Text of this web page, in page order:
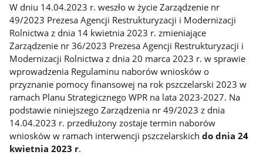
W dniu 14.04.2023 r. weszło w życie Zarządzenie nr
49/2023 Prezesa Agencji Restrukturyzacji i Modernizacji
Rolnictwa z dnia 14 kwietnia 2023 r. zmieniające
Zarządzenie nr 36/2023 Prezesa Agencji Restrukturyzacji i
Modernizacji Rolnictwa z dnia 20 marca 2023 r. w sprawie
wprowadzenia Regulaminu naborów wniosków o
przyznanie pomocy finansowej na rok pszczelarski 2023 w
ramach Planu Strategicznego WPR na lata 2023-2027. Na
podstawie niniejszego Zarządzenia nr 49/2023 z dnia
14.04.2023 r. przedłużony zostaje termin naborów
wniosków w ramach interwencji pszczelarskichdo dnia 24
kwietnia 2023 r.